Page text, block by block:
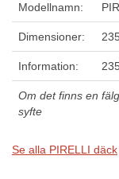
Modellnamn:
Dimensioner:
Information:
Om det finns en
syfte
Se alla PIRELLI däck